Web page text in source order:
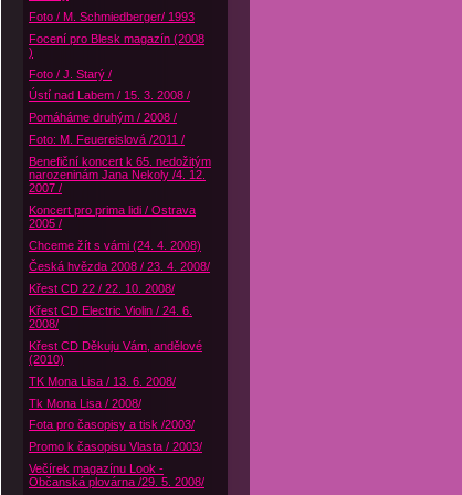
Foto / M. Schmiedberger/ 1993
Focení pro Blesk magazín (2008
)
Foto / J. Starý /
Ústí nad Labem / 15. 3. 2008 /
Pomáháme druhým / 2008 /
Foto: M. Feuereislová /2011 /
Benefiční koncert k 65. nedožitým
narozeninám Jana Nekoly /4. 12.
2007 /
Koncert pro prima lidi / Ostrava
2005 /
Chceme žít s vámi (24. 4. 2008)
Česká hvězda 2008 / 23. 4. 2008/
Křest CD 22 / 22. 10. 2008/
Křest CD Electric Violin / 24. 6.
2008/
Křest CD Děkuju Vám, andělové
(2010)
TK Mona Lisa / 13. 6. 2008/
Tk Mona Lisa / 2008/
Fota pro časopisy a tisk /2003/
Promo k časopisu Vlasta / 2003/
Večírek magazínu Look -
Občanská plovárna /29. 5. 2008/